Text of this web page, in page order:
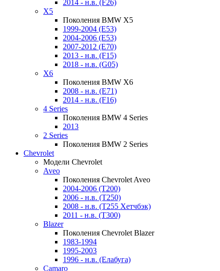
2014 - н.в. (F26)
X5
Поколения BMW X5
1999-2004 (E53)
2004-2006 (E53)
2007-2012 (E70)
2013 - н.в. (F15)
2018 - н.в. (G05)
X6
Поколения BMW X6
2008 - н.в. (E71)
2014 - н.в. (F16)
4 Series
Поколения BMW 4 Series
2013
2 Series
Поколения BMW 2 Series
Chevrolet
Модели Chevrolet
Aveo
Поколения Chevrolet Aveo
2004-2006 (T200)
2006 - н.в. (T250)
2008 - н.в. (T255 Хетчбэк)
2011 - н.в. (Т300)
Blazer
Поколения Chevrolet Blazer
1983-1994
1995-2003
1996 - н.в. (Елабуга)
Camaro